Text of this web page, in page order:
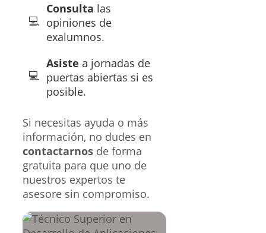
Consulta las
opiniones de
exalumnos.
Asiste a jornadas de
puertas abiertas si es
posible.
Si necesitas ayuda o más
información, no dudes en
contactarnos de forma
gratuita para que uno de
nuestros expertos te
asesore sin compromiso.